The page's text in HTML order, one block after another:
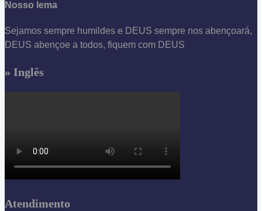
Nosso lema
Sejamos sempre humildes e DEUS sempre nos abençoará,
DEUS abençoe a todos, fiquem com DEUS
» Inglês
Atendimento